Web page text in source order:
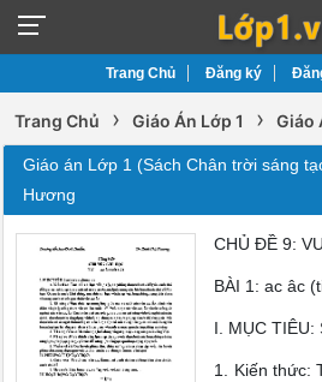
Trang Chủ Đăng ký
Trang Chủ › Giáo Án Lớp 1 › Giáo
Giáo án Lớp 1 (Sách Chân trời sáng
Hương
CHỦ ĐỀ 9:
BÀI 1: ac âc
I. MỤC TIÊU:
1. Kiến thức: